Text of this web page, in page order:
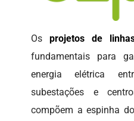
Osprojetos de
fundamentais para
energia elétrica
subestações e
compõem a espinha